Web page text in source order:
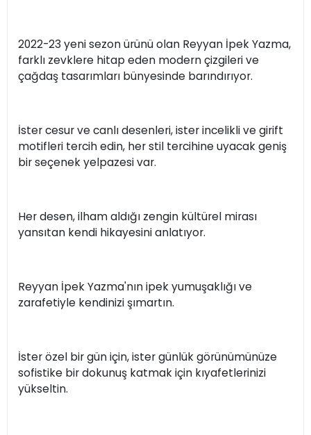
2022-23 yeni sezon ürünü olan Reyyan İpek Yazma,
farklı zevklere hitap eden modern çizgileri ve
çağdaş tasarımları bünyesinde barındırıyor.
İster cesur ve canlı desenleri, ister incelikli ve girift
motifleri tercih edin, her stil tercihine uyacak geniş
bir seçenek yelpazesi var.
Her desen, ilham aldığı zengin kültürel mirası
yansıtan kendi hikayesini anlatıyor.
Reyyan İpek Yazma'nın ipek yumuşaklığı ve
zarafetiyle kendinizi şımartın.
İster özel bir gün için, ister günlük görünümünüze
sofistike bir dokunuş katmak için kıyafetlerinizi
yükseltin.